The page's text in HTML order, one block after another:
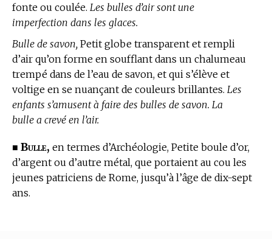
fonte ou coulée. Les bulles d’air sont une
imperfection dans les glaces.
Bulle de savon, Petit globe transparent et rempli
d’air qu’on forme en soufflant dans un chalumeau
trempé dans de l’eau de savon, et qui s’élève et
voltige en se nuançant de couleurs brillantes. Les
enfants s’amusent à faire des bulles de savon. La
bulle a crevé en l’air.
■ Bulle, en termes d’Archéologie, Petite boule d’or,
d’argent ou d’autre métal, que portaient au cou les
jeunes patriciens de Rome, jusqu’à l’âge de dix-sept
ans.